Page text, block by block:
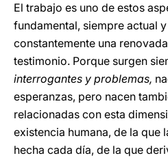
El trabajo es uno de estos
fundamental, siempre actual
constantemente una
testimonio. Porque surgen
interrogantes y problemas,
esperanzas, pero nacen
relacionadas con esta
existencia humana, de la que
hecha cada día, de la que